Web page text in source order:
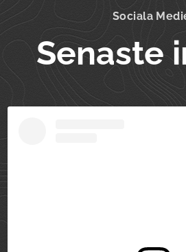
Sociala
Senaste